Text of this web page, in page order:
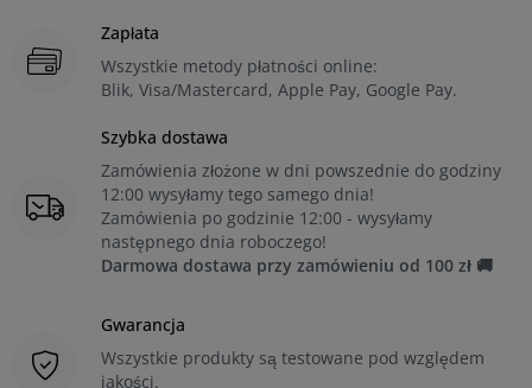
Zapłata
Wszystkie metody płatności online:
Blik, Visa/Mastercard, Apple Pay, Google Pay.
Szybka dostawa
Zamówienia złożone w dni powszednie do godziny
12:00 wysyłamy tego samego dnia!
Zamówienia po godzinie 12:00 - wysyłamy
następnego dnia roboczego!
Darmowa dostawa przy zamówieniu od 100 zł 🚚
Gwarancja
Wszystkie produkty są testowane pod względem
jakości.